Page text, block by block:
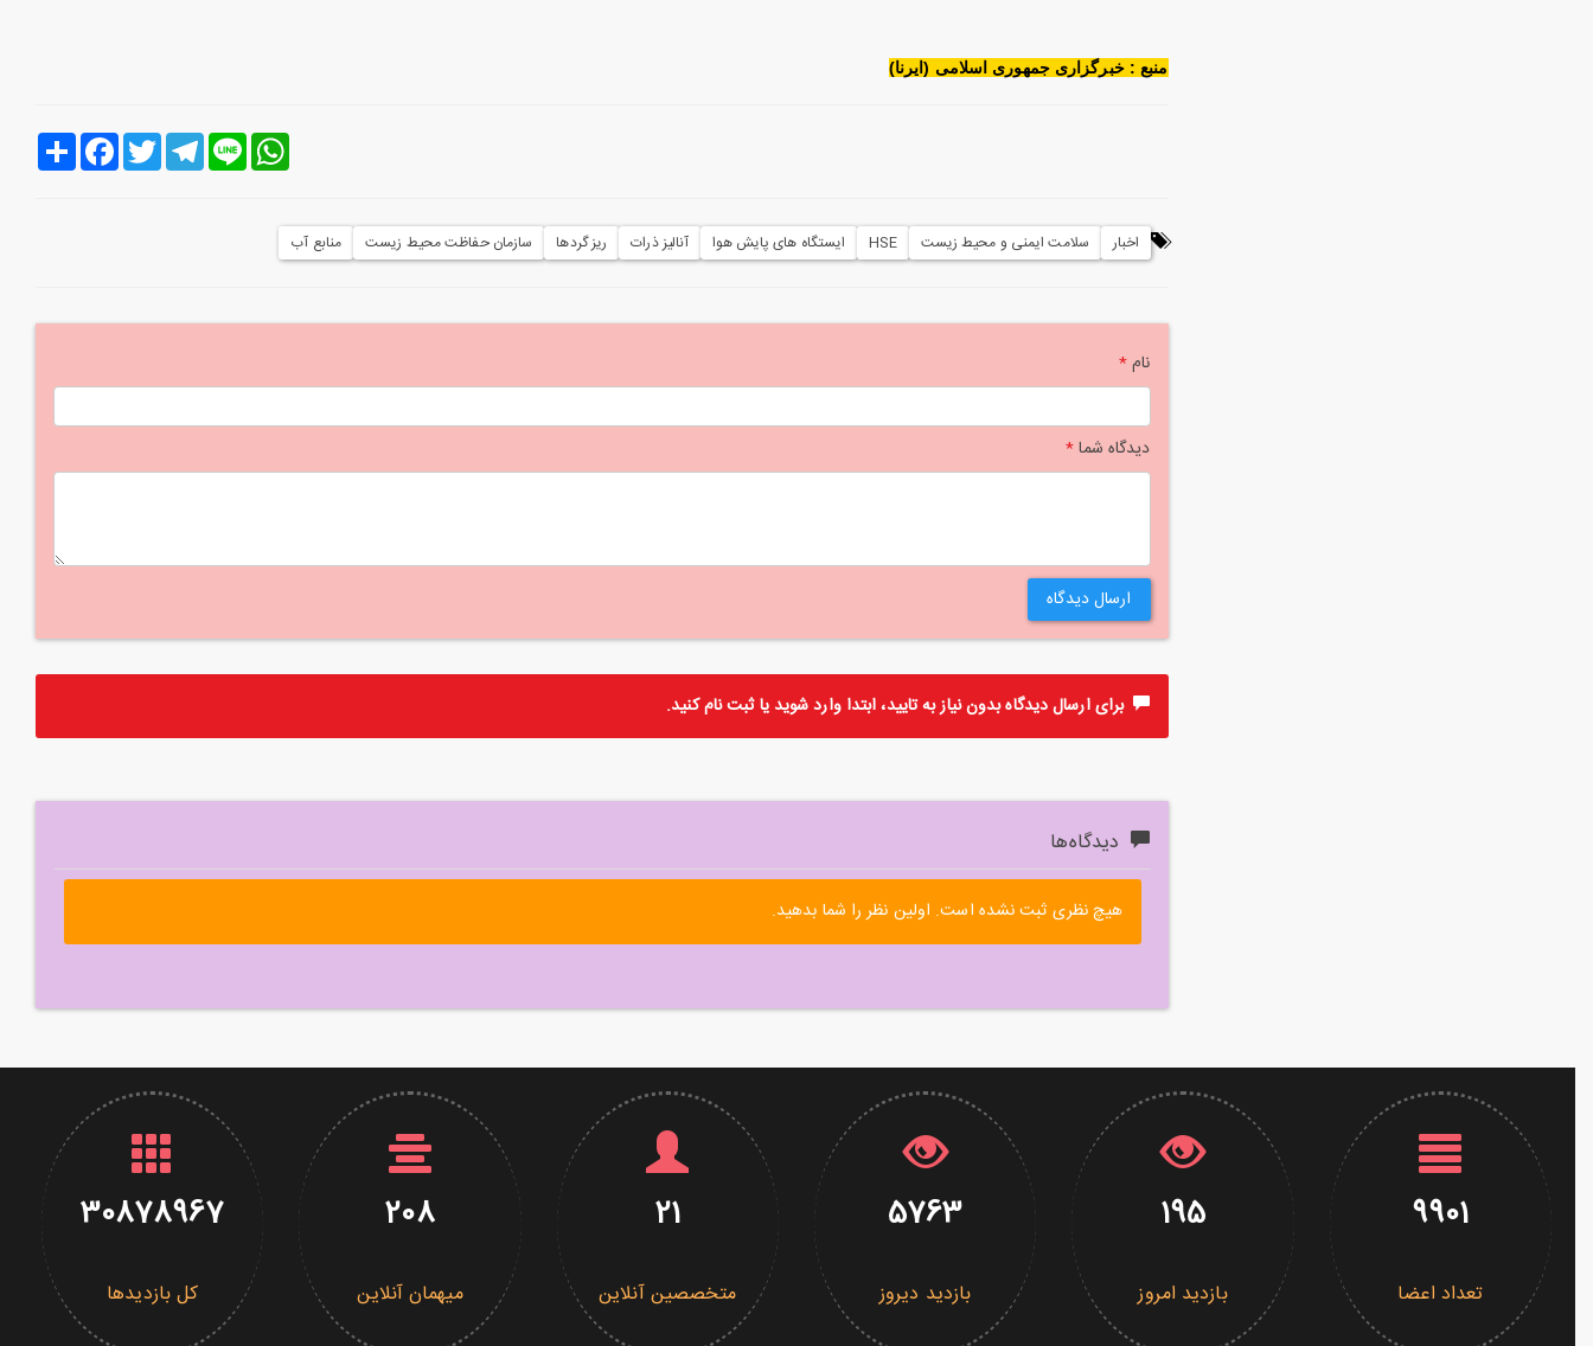
منبع : خبرگزاری جمهوری اسلامی (ایرنا)
اشتراک
FacebookTwitter
Telegram Line
WhatsApp
اخبار سلامت ایمنی و محیط زیست HSE ایستگاه های پایش هوا آنالیز ذرات ریز گردها سازمان حفاظت محیط زیست منابع آب
نام*
دیدگاه شما*
ارسال دیدگاه
برای ارسال دیدگاه بدون نیاز به تایید، ابتداواردشوید یاثبت نامکنید.
دیدگاه‌ها
هیچ نظری ثبت نشده است. اولین نظر را شما بدهید.
9901
تعداد اعضا
195
بازدید امروز
5763
بازدید دیروز
21
متخصصین آنلاین
208
میهمان آنلاین
30878967
کل بازدیدها